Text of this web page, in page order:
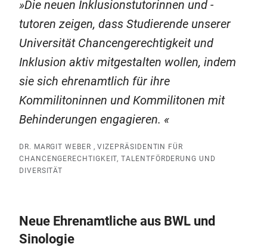
Die neuen Inklusionstutorinnen und -
tutoren zeigen, dass Studierende unserer
Universität Chancengerechtigkeit und
Inklusion aktiv mitgestalten wollen, indem
sie sich ehrenamtlich für ihre
Kommilitoninnen und Kommilitonen mit
Behinderungen engagieren.
DR. MARGIT WEBER , VIZEPRÄSIDENTIN FÜR
CHANCENGERECHTIGKEIT, TALENTFÖRDERUNG UND
DIVERSITÄT
Neue Ehrenamtliche aus BWL und
Sinologie